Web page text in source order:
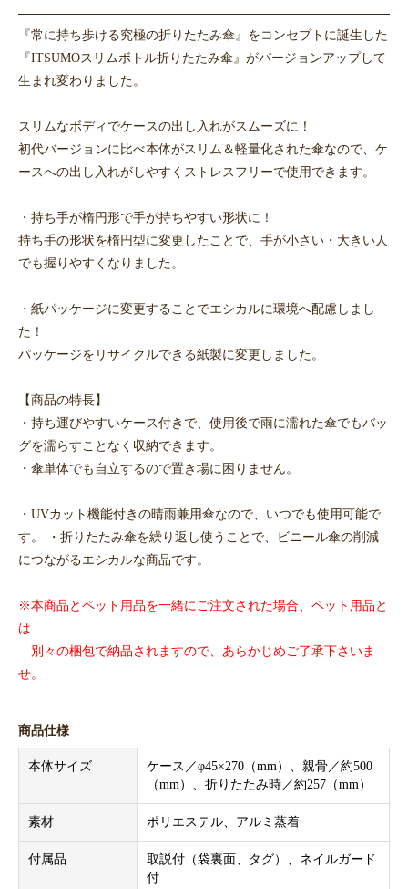
『常に持ち歩ける究極の折りたたみ傘』をコンセプトに誕生した
『ITSUMOスリムボトル折りたたみ傘』がバージョンアップして
生まれ変わりました。
スリムなボディでケースの出し入れがスムーズに！
初代バージョンに比べ本体がスリム＆軽量化された傘なので、ケ
ースへの出し入れがしやすくストレスフリーで使用できます。
・持ち手が楕円形で手が持ちやすい形状に！
持ち手の形状を楕円型に変更したことで、手が小さい・大きい人
でも握りやすくなりました。
・紙パッケージに変更することでエシカルに環境へ配慮しまし
た！
パッケージをリサイクルできる紙製に変更しました。
【商品の特長】
・持ち運びやすいケース付きで、使用後で雨に濡れた傘でもバッ
グを濡らすことなく収納できます。
・傘単体でも自立するので置き場に困りません。
・UVカット機能付きの晴雨兼用傘なので、いつでも使用可能で
す。 ・折りたたみ傘を繰り返し使うことで、ビニール傘の削減
につながるエシカルな商品です。
※本商品とペット用品を一緒にご注文された場合、ペット用品と
は
別々の梱包で納品されますので、あらかじめご了承下さいま
せ。
商品仕様
本体サイズ
ケース／φ45×270（mm）、親骨／約500
（mm）、折りたたみ時／約257（mm）
素材 ポリエステル、アルミ蒸着
付属品
取説付（袋裏面、タグ）、ネイルガード
付